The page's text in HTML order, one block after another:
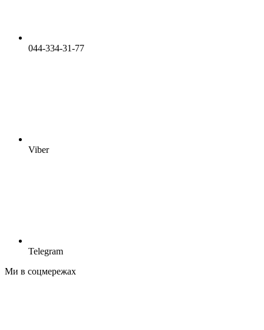
044-334-31-77
Viber
Telegram
Ми в соцмережах